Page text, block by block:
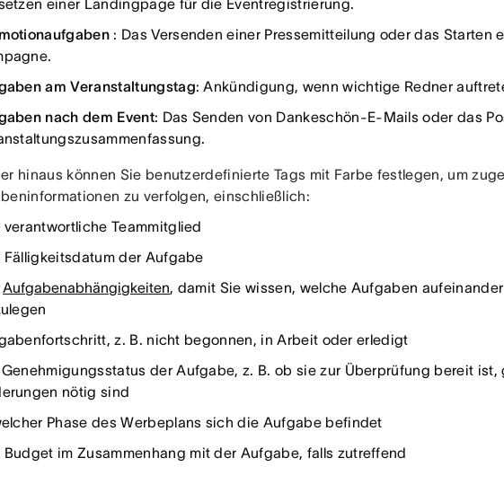
einer Landingpage für die Eventregistrierung.
: Das Versenden einer Pressemitteilung oder das Starten
am Veranstaltungstag: Ankündigung, wenn wichtige Redner
nach dem Event: Das Senden von Dankeschön-E-Mails oder das
hinaus können Sie benutzerdefinierte Tags mit Farbe festlegen, um
zu verfolgen, einschließlich:
verantwortliche Teammitglied
Fälligkeitsdatum der Aufgabe
Aufgabenabhängigkeiten, damit Sie wissen, welche Aufgaben
z. B. nicht begonnen, in Arbeit oder erledigt
Genehmigungsstatus der Aufgabe, z. B. ob sie zur Überprüfung bereit
nötig sind
Phase des Werbeplans sich die Aufgabe befindet
Budget im Zusammenhang mit der Aufgabe, falls zutreffend